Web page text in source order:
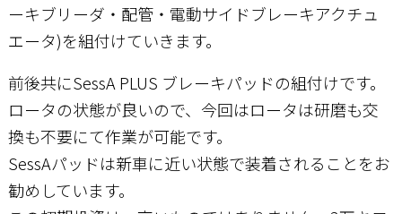
ーキブリーダ・配管・電動サイドブレーキアクチュ
エータ)を組付けていきます。
前後共にSessA PLUS ブレーキパッドの組付けです。
ロータの状態が良いので、今回はロータは研磨も交
換も不要にて作業が可能です。
SessAパッドは新車に近い状態で装着されることをお
勧めしています。